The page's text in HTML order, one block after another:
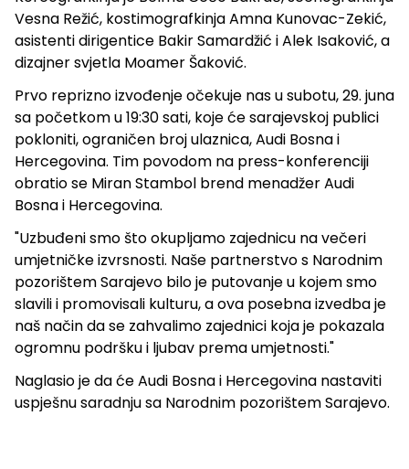
Vesna Režić, kostimografkinja Amna Kunovac-Zekić,
asistenti dirigentice Bakir Samardžić i Alek Isaković, a
dizajner svjetla Moamer Šaković.
Prvo reprizno izvođenje očekuje nas u subotu, 29. juna
sa početkom u 19:30 sati, koje će sarajevskoj publici
pokloniti, ograničen broj ulaznica, Audi Bosna i
Hercegovina. Tim povodom na press-konferenciji
obratio se Miran Stambol brend menadžer Audi
Bosna i Hercegovina.
"Uzbuđeni smo što okupljamo zajednicu na večeri
umjetničke izvrsnosti. Naše partnerstvo s Narodnim
pozorištem Sarajevo bilo je putovanje u kojem smo
slavili i promovisali kulturu, a ova posebna izvedba je
naš način da se zahvalimo zajednici koja je pokazala
ogromnu podršku i ljubav prema umjetnosti."
Naglasio je da će Audi Bosna i Hercegovina nastaviti
uspješnu saradnju sa Narodnim pozorištem Sarajevo.